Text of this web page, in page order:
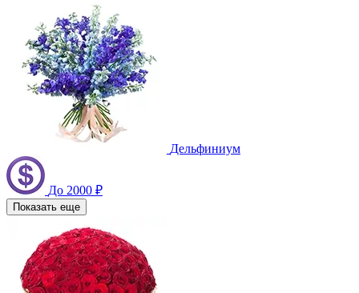
Дельфиниум
До 2000 ₽
Показать еще